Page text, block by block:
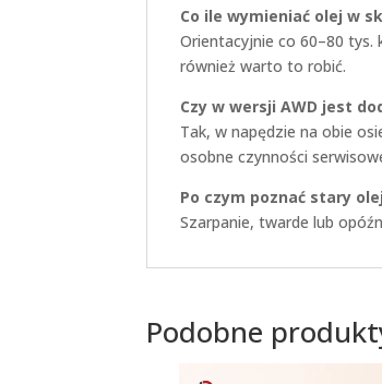
Co ile wymieniać olej w
Orientacyjnie co 60–80 tys.
również warto to robić.
Czy w wersji AWD jest
Tak, w napędzie na obie
osobne czynności
Po czym poznać stary
Szarpanie, twarde lub
Podobne